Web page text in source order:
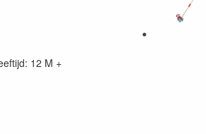
12 M +